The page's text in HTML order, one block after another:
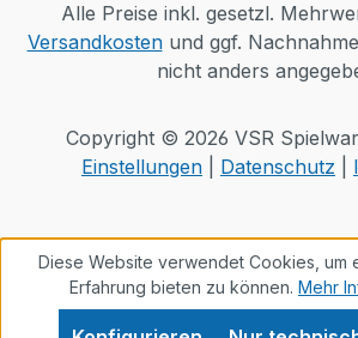
Alle Preise inkl. gesetzl.
Versandkostenund ggf.
nicht anders
Copyright © 2026 VSR
Einstellungen
Datenschutz
Diese Website verwendet Cookies, um
Erfahrung bieten zu können. Mehr